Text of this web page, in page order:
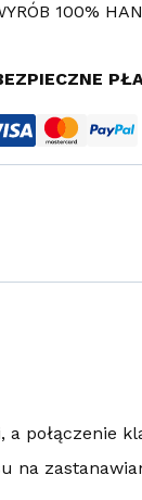
100%
połączenie
na